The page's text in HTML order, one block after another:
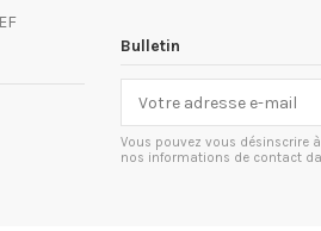
Bulletin
Vous pouvez vous désinscrire
nos informations de contact